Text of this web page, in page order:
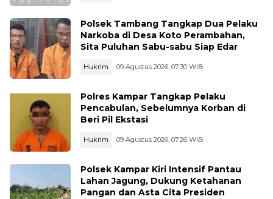
Polsek Tambang Tangkap Dua Pelaku
Narkoba di Desa Koto Perambahan,
Sita Puluhan Sabu-sabu Siap Edar
Hukrim 09 Agustus 2026, 07:30 WIB
Polres Kampar Tangkap Pelaku
Pencabulan, Sebelumnya Korban di
Beri Pil Ekstasi
Hukrim 09 Agustus 2026, 07:26 WIB
Polsek Kampar Kiri Intensif Pantau
Lahan Jagung, Dukung Ketahanan
Pangan dan Asta Cita Presiden